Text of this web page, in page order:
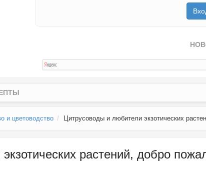
и цветоводство Цитрусоводы и любители экзотических
растений, добро